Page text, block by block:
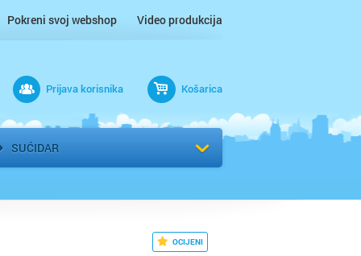
Pokreni svoj webshop Video produkcija
Prijava korisnika Košarica
SUĆIDAR
OCIJENI